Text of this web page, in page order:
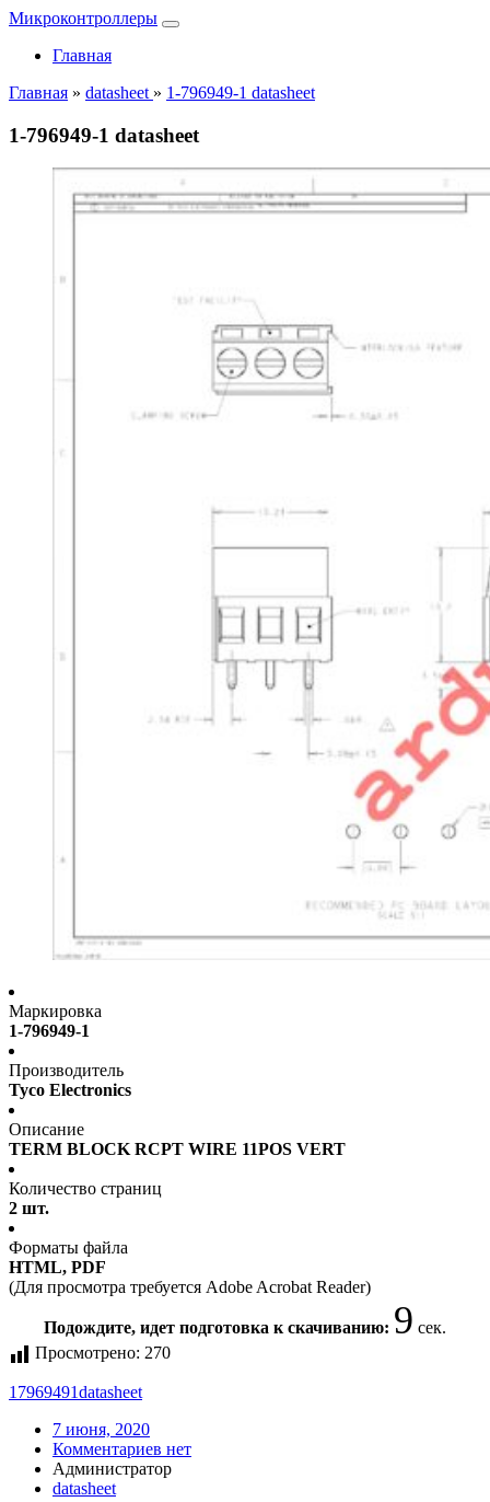
Микроконтроллеры
Главная
Главная » datasheet » 1-796949-1 datasheet
1-796949-1 datasheet
Маркировка
1-796949-1
Производитель
Tyco Electronics
Описание
TERM BLOCK RCPT WIRE 11POS VERT
Количество страниц
2 шт.
Форматы файла
HTML, PDF
(Для просмотра требуется Adobe Acrobat Reader)
Подождите, идет подготовка к скачиванию: 9 сек.
Просмотрено: 270
17969491datasheet
7 июня, 2020
Комментариев нет
Администратор
datasheet